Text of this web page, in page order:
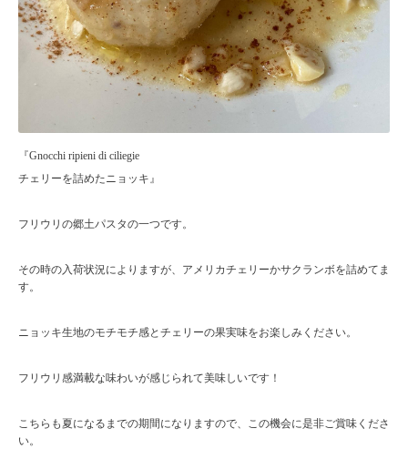
『Gnocchi ripieni di ciliegie
チェリーを詰めたニョッキ』
フリウリの郷土パスタの一つです。
その時の入荷状況によりますが、アメリカチェリーかサクランボを詰めてま
す。
ニョッキ生地のモチモチ感とチェリーの果実味をお楽しみください。
フリウリ感満載な味わいが感じられて美味しいです！
こちらも夏になるまでの期間になりますので、この機会に是非ご賞味くださ
い。